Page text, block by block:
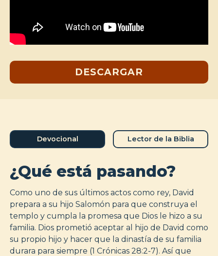
DESCARGAR
Devocional Lector de la Biblia
¿Qué está pasando?
Como uno de sus últimos actos como rey, David
prepara a su hijo Salomón para que construya el
templo y cumpla la promesa que Dios le hizo a su
familia. Dios prometió aceptar al hijo de David como
su propio hijo y hacer que la dinastía de su familia
durara para siempre (1 Crónicas 28:2-7). Así que